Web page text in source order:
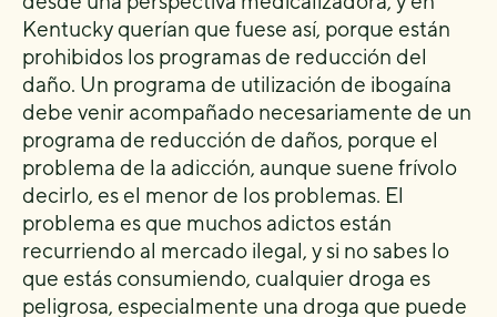
Kentucky querían que fuese así, porque están
prohibidos los programas de reducción del
daño. Un programa de utilización de ibogaína
debe venir acompañado necesariamente de un
programa de reducción de daños, porque el
problema de la adicción, aunque suene frívolo
decirlo, es el menor de los problemas. El
problema es que muchos adictos están
recurriendo al mercado ilegal, y si no sabes lo
que estás consumiendo, cualquier droga es
peligrosa, especialmente una droga que puede